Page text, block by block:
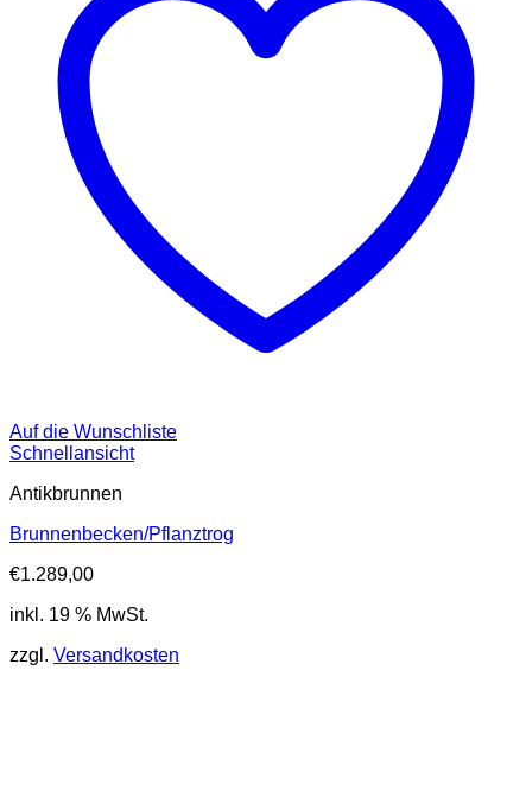
Auf die Wunschliste
Schnellansicht
Antikbrunnen
Brunnenbecken/Pflanztrog
€1.289,00
inkl. 19 % MwSt.
zzgl. Versandkosten